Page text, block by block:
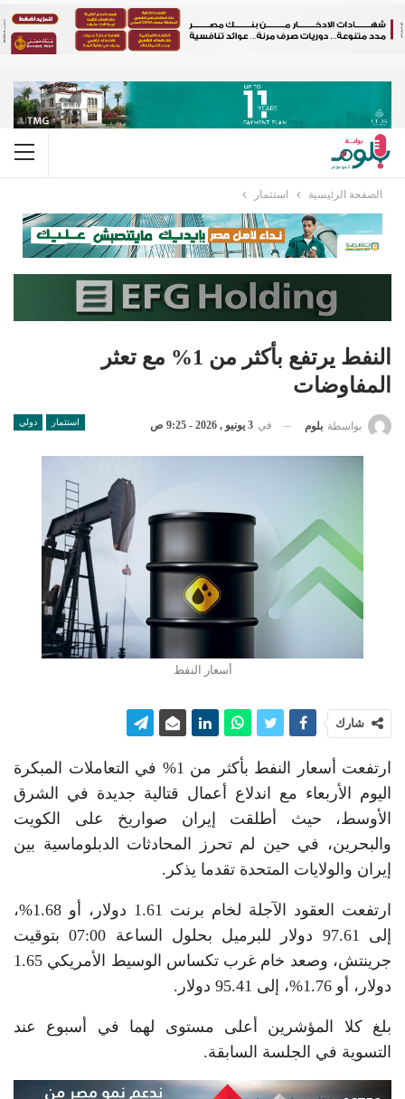
الصفحة الرئيسية استثمار
النفط يرتفع بأكثر من 1% مع تعثر
المفاوضات
استثمار دولي بواسطة بلوم في 3 يونيو , 2026 - 9:25 ص
أسعار النفط
شارك
ارتفعت أسعار النفط بأكثر من 1% في التعاملات المبكرة
اليوم الأربعاء مع اندلاع أعمال قتالية جديدة في الشرق
الأوسط، حيث أطلقت إيران صواريخ على الكويت
والبحرين، في حين لم ‌تحرز المحادثات الدبلوماسية بين
إيران والولايات المتحدة تقدما يذكر.
ارتفعت العقود الآجلة لخام برنت 1.61 دولار، أو 1.68%،
إلى 97.61 دولار للبرميل بحلول الساعة 07:00 بتوقيت
جرينتش، وصعد خام غرب تكساس الوسيط الأمريكي 1.65
دولار، أو 1.76%، إلى 95.41 دولار.
بلغ كلا المؤشرين أعلى مستوى لهما في أسبوع عند
التسوية في الجلسة السابقة.